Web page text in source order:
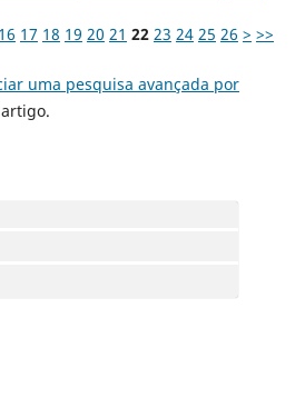
16 17 18 19 20 21 22 23 24 25 26 > >>
uma pesquisa avançada por